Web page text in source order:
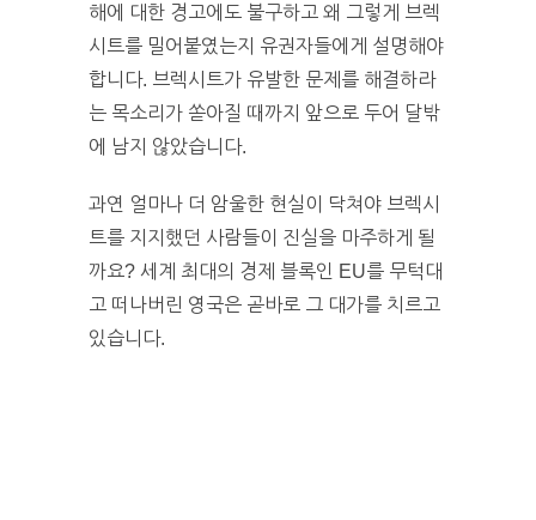
해에 대한 경고에도 불구하고 왜 그렇게 브렉
시트를 밀어붙였는지 유권자들에게 설명해야
합니다. 브렉시트가 유발한 문제를 해결하라
는 목소리가 쏟아질 때까지 앞으로 두어 달밖
에 남지 않았습니다.
과연 얼마나 더 암울한 현실이 닥쳐야 브렉시
트를 지지했던 사람들이 진실을 마주하게 될
까요? 세계 최대의 경제 블록인 EU를 무턱대
고 떠나버린 영국은 곧바로 그 대가를 치르고
있습니다.